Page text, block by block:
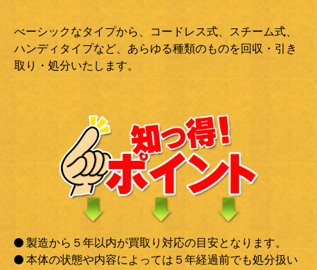
べーシックなタイプから、コードレス式、スチーム式、
ハンディタイプなど、あらゆる種類のものを回収・引き
取り・処分いたします。
製造から５年以内が買取り対応の目安となります。
本体の状態や内容によっては５年経過前でも処分扱い